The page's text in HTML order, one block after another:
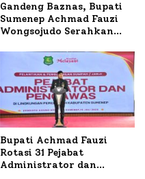
Gandeng Baznas, Bupati
Sumenep Achmad Fauzi
Wongsojudo Serahkan
Dua Kecamatan
Bupati Achmad Fauzi
Rotasi 31 Pejabat
Administrator dan